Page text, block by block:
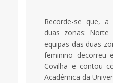
Recorde-se que, a
duas zonas:
equipas das duas
feminino decorreu
Covilhã e contou
Académica da